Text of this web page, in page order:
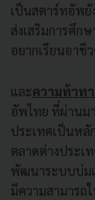
เป็นสตาร์ทอัพยั
ส่งเสริมการศึก
อยากเรียนอาชี
และความท้าท
อัพไทย ที่ผ่านม
ประเทศเป็นหลั
ตลาดต่างประเ
พัฒนาระบบบ่มเ
มีความสามารถ